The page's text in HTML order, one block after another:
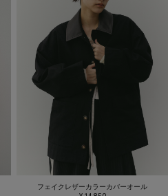
フェイクレザーカラーカバーオール